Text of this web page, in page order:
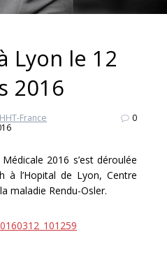
Lyon le 12
2016
France
0
2016 s’est déroulée
l’Hopital de Lyon, Centre
maladie Rendu-Osler.